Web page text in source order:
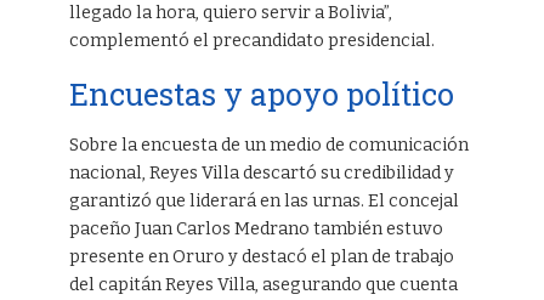
llegado la hora, quiero servir a Bolivia”,
complementó el precandidato presidencial.
Encuestas y apoyo político
Sobre la encuesta de un medio de comunicación
nacional, Reyes Villa descartó su credibilidad y
garantizó que liderará en las urnas. El concejal
paceño Juan Carlos Medrano también estuvo
presente en Oruro y destacó el plan de trabajo
del capitán Reyes Villa, asegurando que cuenta